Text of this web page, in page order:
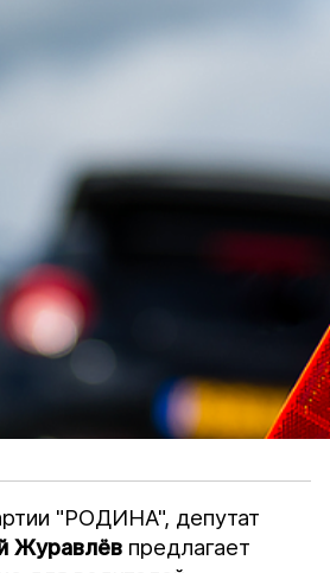
"РОДИНА", депутат
Журавлёв предлагает